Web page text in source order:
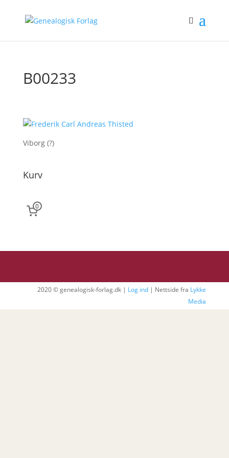
B00233
Viborg (?)
Kurv
0
2020 © genealogisk-forlag.dk | Log ind | Nettside fra Lykke
Media